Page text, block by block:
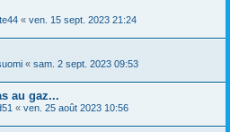
« ven. 15 sept. 2023 21:24
« sam. 2 sept. 2023 09:53
au gaz...
« ven. 25 août 2023 10:56